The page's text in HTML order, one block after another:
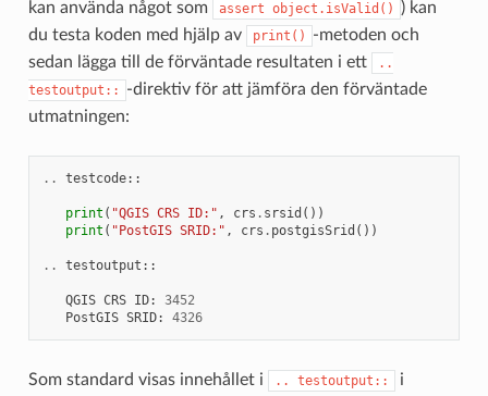
kan använda något som assert object.isValid()
) kan
du testa koden med hjälp av
print()
-metoden och
sedan lägga till de förväntade resultaten i ett
..
testoutput::
-direktiv för att jämföra den förväntade
utmatningen:
.. testcode::
print ( "QGIS CRS ID:" , crs . srsid ())
print ( "PostGIS SRID:" , crs . postgisSrid ())
.. testoutput ::
QGIS CRS ID:
3452
PostGIS SRID: 4326
Som standard visas innehållet i .. testoutput::
i